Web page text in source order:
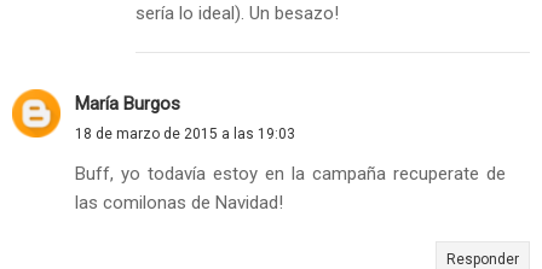
sería lo ideal). Un besazo!
María Burgos
18 de marzo de 2015 a las 19:03
Buff, yo todavía estoy en la campaña recuperate de
las comilonas de Navidad!
Responder